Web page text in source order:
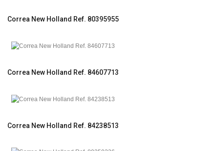
Correa New Holland Ref. 80395955
Correa New Holland Ref. 84607713
Correa New Holland Ref. 84238513